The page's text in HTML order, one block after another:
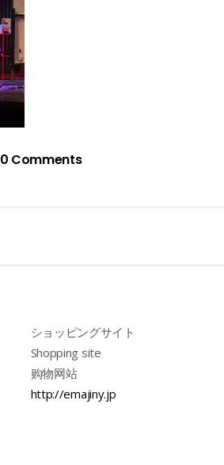
0 Comments
ショッピングサイト
Shopping site
购物网站
http://emajiny.jp